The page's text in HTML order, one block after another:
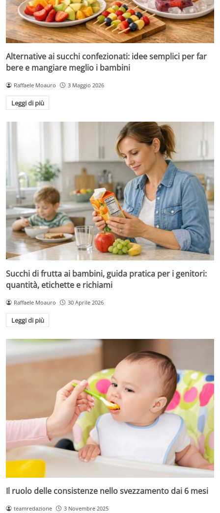
Alternative ai succhi confezionati: idee semplici per far
bere e mangiare meglio i bambini
Raffaele Moauro 3 Maggio 2026
Leggi di più
Succhi di frutta ai bambini, guida pratica per i genitori:
quantità, etichette e richiami
Raffaele Moauro 30 Aprile 2026
Leggi di più
Il ruolo delle consistenze nello svezzamento dai 6 mesi
teamredazione 3 Novembre 2025